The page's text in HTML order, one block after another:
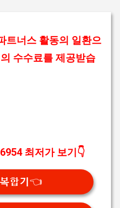
트너스 활동의 일환으
수수료를 제공받습
최저가 보기👇
합기👈